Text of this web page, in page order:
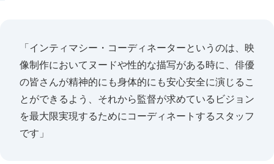
「インティマシー・コーディネーターというのは、映
像制作においてヌードや性的な描写がある時に、俳優
の皆さんが精神的にも身体的にも安心安全に演じるこ
とができるよう、それから監督が求めているビジョン
を最大限実現するためにコーディネートするスタッフ
です」